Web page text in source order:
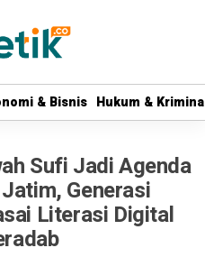
& Bisnis Hukum &
& Bisnis Hukum &
Sufi Jadi Agenda
Generasi
Literasi Digital